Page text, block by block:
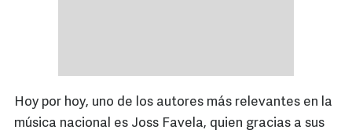
Hoy por hoy, uno de los autores más relevantes en la
música nacional es Joss Favela, quien gracias a sus